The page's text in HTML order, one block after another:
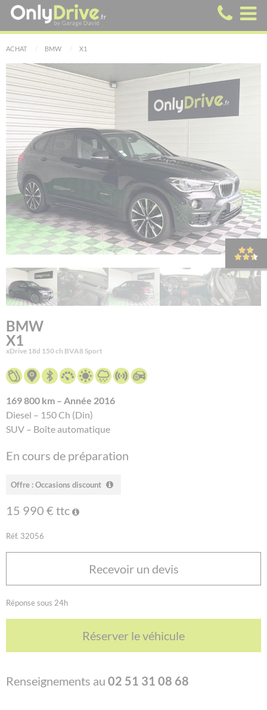
ACHAT BMW X1
BMW
X1
xDrive 18d 150 ch BVA8 Sport
169 800 km – Année 2016
Diesel – 150 Ch (Din)
SUV – Boîte automatique
En cours de préparation
Offre : Occasions discount
15 990 € ttc
Réf. 32056
Recevoir un devis
Réponse sous 24h
Réserver le véhicule
Renseignements au 02 51 31 08 68